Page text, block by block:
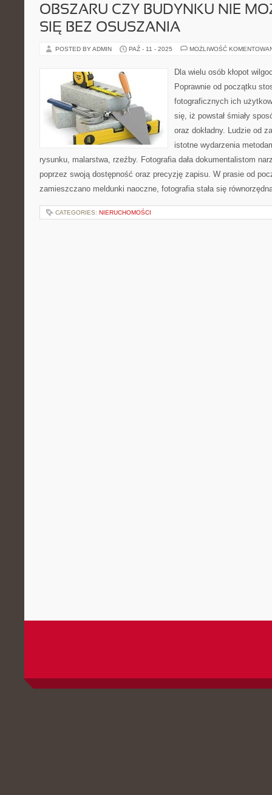
OBSZARU CZY BUDYNKU NIE
SIĘ BEZ OSUSZANIA
POSTED BY ADMIN PAŹ - 11 - 2025 MOŻLIWOŚĆ
Dla wielu osób kłopot
Poprawnie od początku
fotograficznych ich
się, iż powstał śmiały
oraz dokładny. Ludzie od
istotne wydarzenia
rysunku, malarstwa, rzeźby. Fotografia dała dokumentalistom
poprzez swoją dostępność oraz precyzję zapisu. W prasie od
zamieszczano meldunki naoczne, fotografia stała się
CATEGORIES: NIERUCHOMOŚCI